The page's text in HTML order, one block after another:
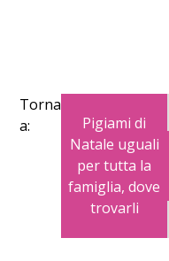
Torna
a:
Pigiami di
Natale uguali
per tutta la
famiglia, dove
trovarli